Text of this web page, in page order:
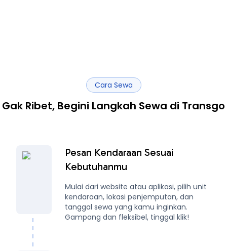
Cara Sewa
Gak Ribet, Begini Langkah Sewa di Transgo
Pesan Kendaraan Sesuai
Kebutuhanmu
Mulai dari website atau aplikasi, pilih unit
kendaraan, lokasi penjemputan, dan
tanggal sewa yang kamu inginkan.
Gampang dan fleksibel, tinggal klik!